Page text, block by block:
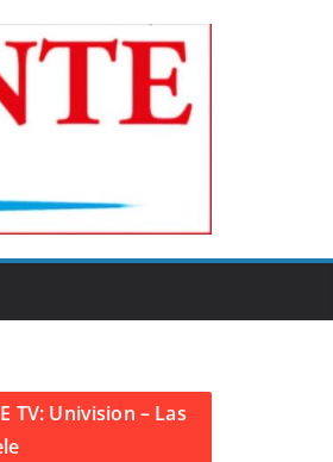
TV: Univision – Las